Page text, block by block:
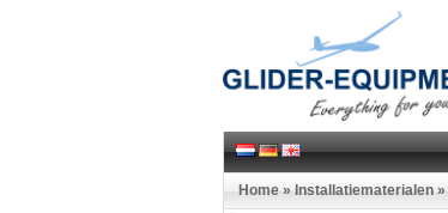
Home » Installatiematerialen »